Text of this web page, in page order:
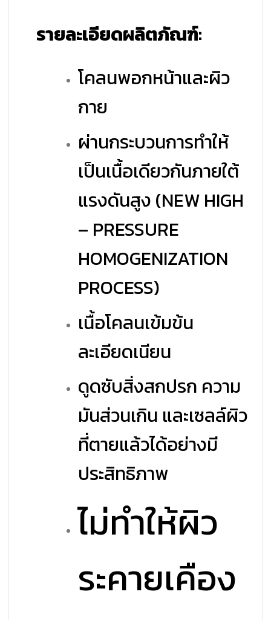
รายละเอียดผลิตภัณฑ์:
โคลนพอกหน้าและผิว
กาย
ผ่านกระบวนการทำให้
เป็นเนื้อเดียวกันภายใต้
แรงดันสูง (NEW HIGH
– PRESSURE
HOMOGENIZATION
PROCESS)
เนื้อโคลนเข้มข้น
ละเอียดเนียน
ดูดซับสิ่งสกปรก ความ
มันส่วนเกิน และเซลล์ผิว
ที่ตายแล้วได้อย่างมี
ประสิทธิภาพ
ไม่ทำให้ผิว
ระคายเคือง